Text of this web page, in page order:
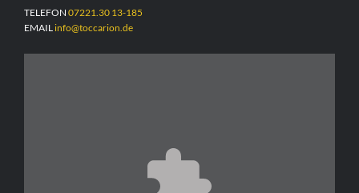
TELEFON 07221.30 13-185
EMAIL info@toccarion.de